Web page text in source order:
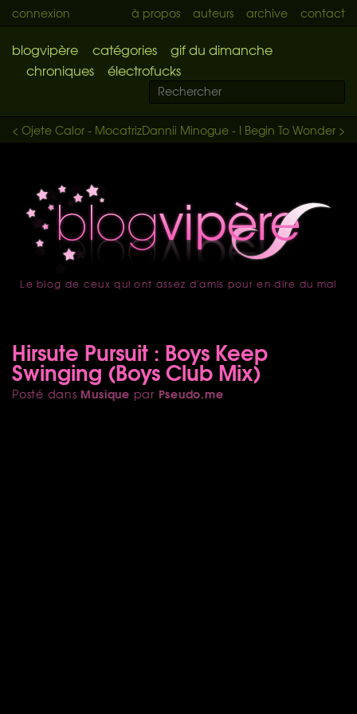
connexion à propos auteurs archive contact
blogvipère catégories
gif du dimanche
chroniques
électrofucks
Dannii Minogue - I Begin To Wonder >
< Ojete Calor - Mocatriz
accueil
Le blog de ceux qui ont assez d'amis pour en dire du mal
Hirsute Pursuit : Boys Keep
Swinging (Boys Club Mix)
Posté dans Musique par Pseudo.me